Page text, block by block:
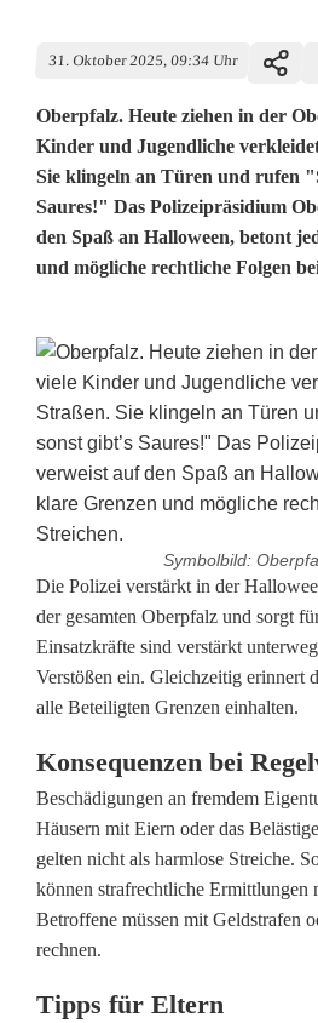
31. Oktober 2025, 09:34 Uhr
Oberpfalz. Heute ziehen in der
Kinder und Jugendliche
Sie klingeln an Türen und rufen
Saures!" Das Polizeipräsidium
den Spaß an Halloween, betont
und mögliche rechtliche Folgen
Symbolbild:
M
e
h
P
o
l
i
z
e
Die Polizei verstärkt in der
der gesamten Oberpfalz und sorgt
Einsatzkräfte sind verstärkt
Verstößen ein. Gleichzeitig erinnert
alle Beteiligten Grenzen einhalten.
Konsequenzen bei
Beschädigungen an fremdem
Häusern mit Eiern oder das
gelten nicht als harmlose Streiche.
können strafrechtliche Ermittlungen
Betroffene müssen mit Geldstrafen
rechnen.
Tipps für Eltern